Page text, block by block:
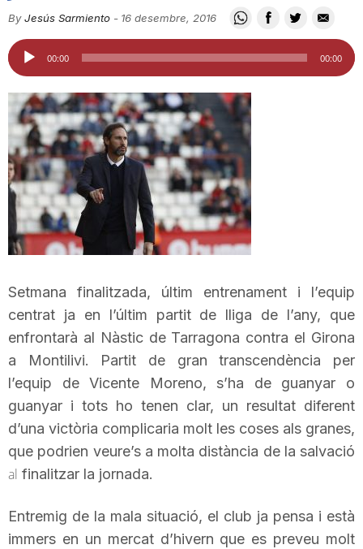
i
t
a
t
T
a
r
By Jesús Sarmiento - 16 desembre, 2016
Reproductor
d'àudio
00:00 00:00
Setmana finalitzada, últim entrenament i l’equip
centrat ja en l’últim partit de lliga de l’any, que
enfrontarà al Nàstic de Tarragona contra el Girona
a Montilivi. Partit de gran transcendència per
l’equip deVicente Moreno, s’ha de guanyar o
guanyar i tots ho tenen clar, un resultat diferent
d’una victòria complicaria molt les coses als granes,
que podrien veure’s a molta distància de la salvació
al finalitzar la jornada.
Entremig de la mala situació, el club ja pensa i està
immers en un mercat d’hivern que es preveu molt